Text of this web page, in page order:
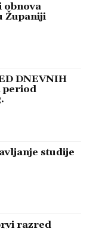
obnova
Županiji
DNEVNIH
period
studije
razred